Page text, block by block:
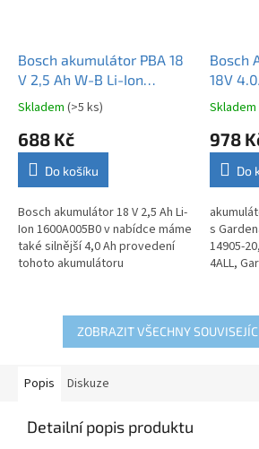
Bosch akumulátor PBA 18
V 2,5 Ah W-B Li-Ion
1600A005B0 originál
Průměrné
produktu
4,7
5
hvězdiček.
Skladem (>5 ks)
688 Kč
Do košíku
Bosch akumulátor 18 V 2,5 Ah Li-
Ion 1600A005B0 v nabídce máme
také silnější 4,0 Ah provedení
tohoto akumulátoru
Bosch
18V
produktu
3,9
5
Skladem
978
Do
s
14905-
4ALL,
ZOBRAZIT VŠECHNY
Popis Diskuze
Detailní popis produktu